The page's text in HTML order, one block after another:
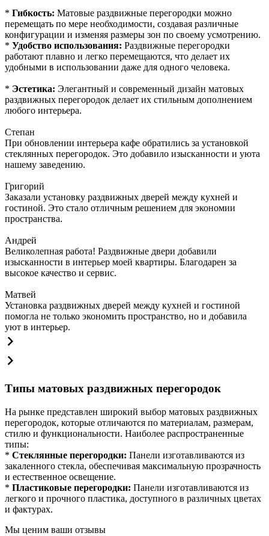
* Гибкость: Матовые раздвижные перегородки можно
перемещать по мере необходимости, создавая различные
конфигурации и изменяя размеры зон по своему усмотрению.
* Удобство использования: Раздвижные перегородки
работают плавно и легко перемещаются, что делает их
удобными в использовании даже для одного человека.
* Эстетика: Элегантный и современный дизайн матовых
раздвижных перегородок делает их стильным дополнением
любого интерьера.
Степан
При обновлении интерьера кафе обратились за установкой
стеклянных перегородок. Это добавило изысканности и уюта
нашему заведению.
Григорий
Заказали установку раздвижных дверей между кухней и
гостиной. Это стало отличным решением для экономии
пространства.
Андрей
Великолепная работа! Раздвижные двери добавили
изысканности в интерьер моей квартиры. Благодарен за
высокое качество и сервис.
Матвей
Установка раздвижных дверей между кухней и гостиной
помогла не только экономить пространство, но и добавила
уют в интерьер.
Типы матовых раздвижных перегородок
На рынке представлен широкий выбор матовых раздвижных
перегородок, которые отличаются по материалам, размерам,
стилю и функциональности. Наиболее распространенные
типы:
* Стеклянные перегородки: Панели изготавливаются из
закаленного стекла, обеспечивая максимальную прозрачность
и естественное освещение.
* Пластиковые перегородки: Панели изготавливаются из
легкого и прочного пластика, доступного в различных цветах
и фактурах.
Мы ценим ваши отзывы